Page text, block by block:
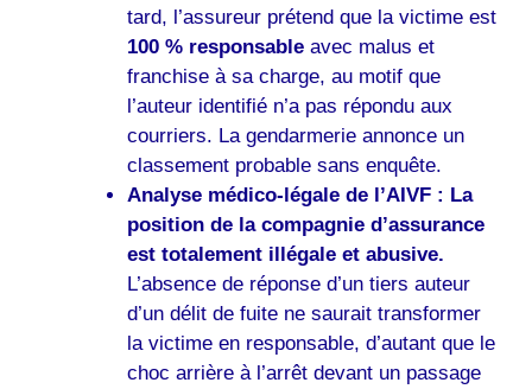
tard, l’assureur prétend que la victime est
100 % responsableavec malus et
franchise à sa charge, au motif que
l’auteur identifié n’a pas répondu aux
courriers. La gendarmerie annonce un
classement probable sans enquête.
Analyse médico-légale de l’AIVF : La
position de la compagnie d’assurance
est totalement illégale et abusive.
L’absence de réponse d’un tiers auteur
d’un délit de fuite ne saurait transformer
la victime en responsable, d’autant que le
choc arrière à l’arrêt devant un passage